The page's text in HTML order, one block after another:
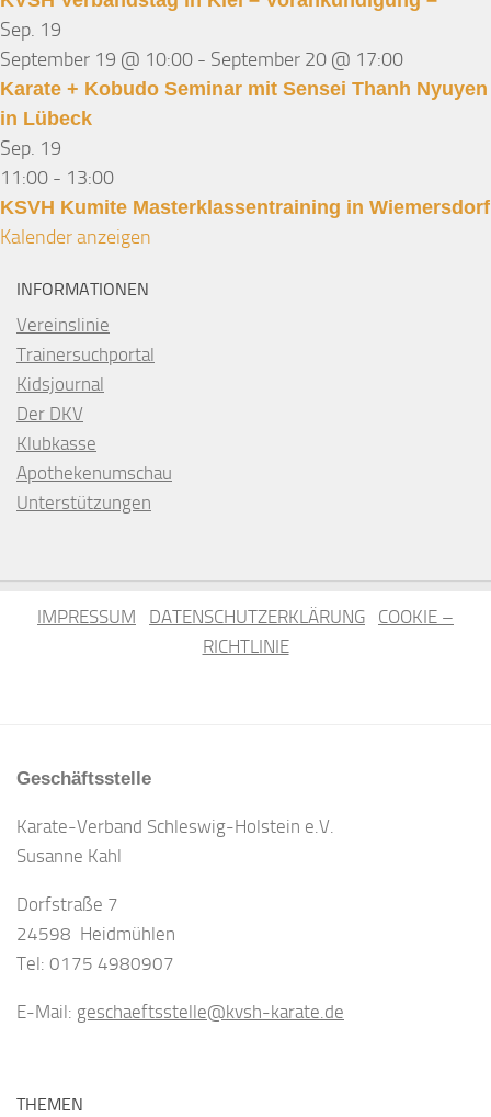
Sep. 19
September 19 @ 10:00 - September 20 @ 17:00
Karate + Kobudo Seminar mit Sensei Thanh Nyuyen
in Lübeck
Sep. 19
11:00 - 13:00
KSVH Kumite Masterklassentraining in Wiemersdorf
Kalender anzeigen
INFORMATIONEN
Vereinslinie
Trainersuchportal
Kidsjournal
Der DKV
Klubkasse
Apothekenumschau
Unterstützungen
IMPRESSUM DATENSCHUTZERKLÄRUNG
COOKIE –
RICHTLINIE
Geschäftsstelle
Karate-Verband Schleswig-Holstein e.V.
Susanne Kahl
Dorfstraße 7
24598 Heidmühlen
Tel: 0175 4980907
E-Mail: geschaeftsstelle@kvsh-karate.de
THEMEN